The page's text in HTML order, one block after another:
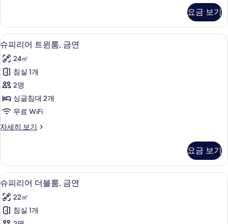
사
진
모
두
보
기
싱
글
룸,
금
연
자
히
보
기
요금 보기
슈
피
리
어
트
윈
룸,
금
사
진
모
두
보
슈피리어 트윈룸, 금연 | 저자극성 침
2
슈피리어 트윈룸, 금연
24㎡
침실 1개
2명
싱글침대 2개
무료 WiFi
자세히 보기
슈
트
윈
룸,
금
연
자
요금 보기
슈
피
리
어
슈피리어 더블룸, 금연 | 저자극성 침
1
슈피리어 더블룸, 금연
22㎡
침실 1개